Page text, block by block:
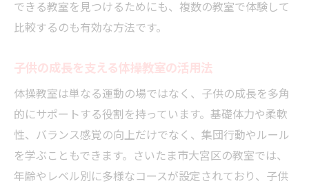
できる教室を見つけるためにも、複数の教室で体験して
比較するのも有効な方法です。
子供の成長を支える体操教室の活用法
体操教室は単なる運動の場ではなく、子供の成長を多角
的にサポートする役割を持っています。基礎体力や柔軟
性、バランス感覚の向上だけでなく、集団行動やルール
を学ぶこともできます。さいたま市大宮区の教室では、
年齢やレベル別に多様なコースが設定されており、子供